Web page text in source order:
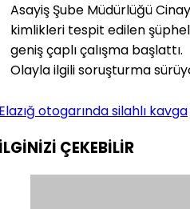
Asayiş Şube Müdürlüğü
kimlikleri tespit edilen
geniş çaplı çalışma başlattı.
Olayla ilgili soruşturma
otogarında silahlı kavga
ÇEKEBİLİR